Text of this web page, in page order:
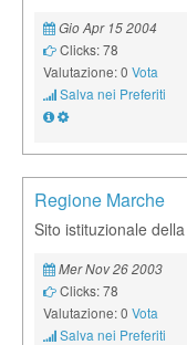
Gio Apr 15 2004
Clicks: 78
Valutazione: 0 Vota
Salva nei Preferiti
Regione Marche
Sito istituzionale
Mer Nov 26 2003
Clicks: 78
Valutazione: 0 Vota
Salva nei Preferiti